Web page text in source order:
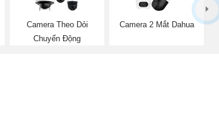
Camera Theo Dỏi
Chuyển Động
Camera 2 Mắt Dahua